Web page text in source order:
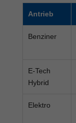
Antrieb
Benziner
E-Tech
Hybrid
Elektro